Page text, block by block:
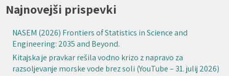
Najnovejši prispevki
NASEM (2026) Frontiers of Statistics in Science and
Engineering: 2035 and Beyond.
Kitajska je pravkar rešila vodno krizo z napravo za
razsoljevanje morske vode brez soli (YouTube – 31. julij 2026)